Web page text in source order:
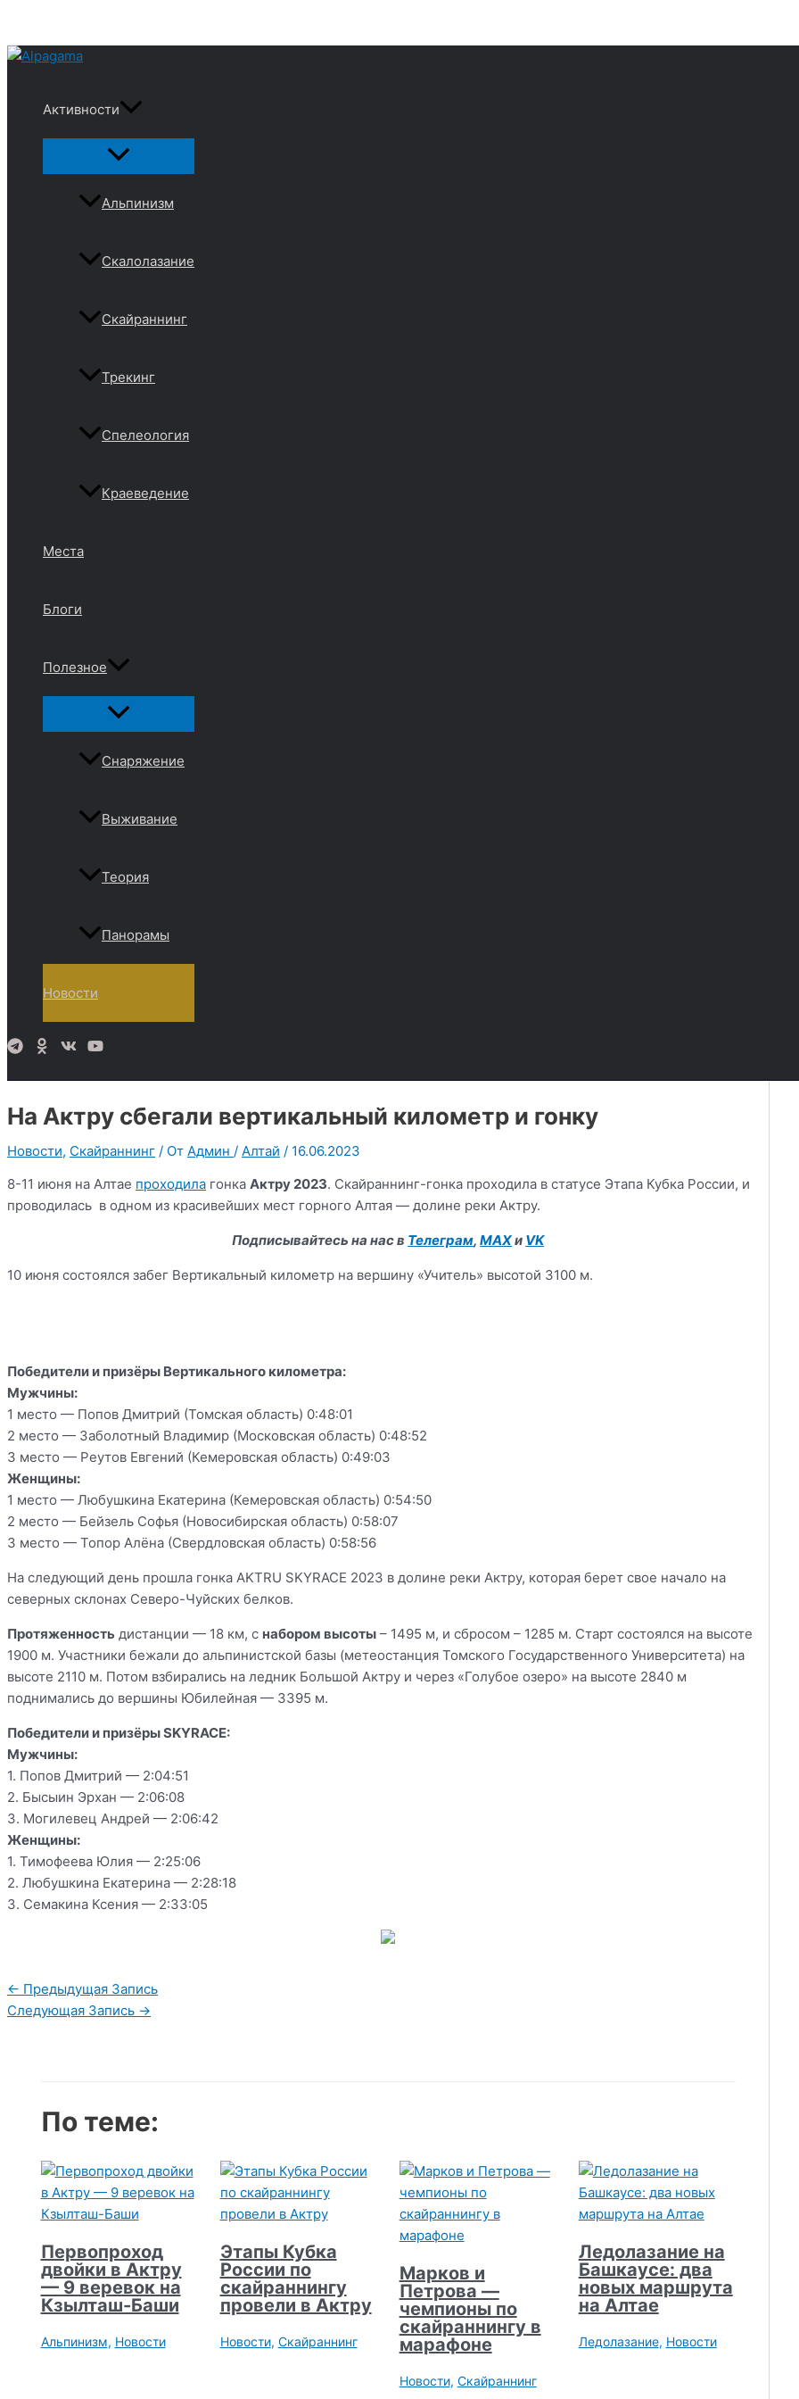
содержимому
Активности
Переключатель
меню
Альпинизм
Скалолазание
Скайраннинг
Трекинг
Спелеология
Краеведение
Места
Блоги
Полезное
Переключатель
меню
Снаряжение
Выживание
Теория
Панорамы
Новости
На Актру сбегали вертикальный километр и гонку
Новости, Скайраннинг / От Админ / Алтай / 16.06.2023
8-11 июня на Алтае проходила гонка Актру 2023. Скайраннинг-гонка проходила в статусе Этапа Кубка России, и
проводилась в одном из красивейших мест горного Алтая — долине реки Актру.
Подписывайтесь на нас в Телеграм,MAXи VK
10 июня состоялся забег Вертикальный километр на вершину «Учитель» высотой 3100 м.
Победители и призёры Вертикального километра:
Мужчины:
1 место — Попов Дмитрий (Томская область) 0:48:01
2 место — Заболотный Владимир (Московская область) 0:48:52
3 место — Реутов Евгений (Кемеровская область) 0:49:03
Женщины:
1 место — Любушкина Екатерина (Кемеровская область) 0:54:50
2 место — Бейзель Софья (Новосибирская область) 0:58:07
3 место — Топор Алёна (Свердловская область) 0:58:56
На следующий день прошла гонка AKTRU SKYRACE 2023 в долине реки Актру, которая берет свое начало на
северных склонах Северо-Чуйских белков.
Протяженность дистанции — 18 км, с набором высоты – 1495 м, и сбросом – 1285 м. Старт состоялся на высоте
1900 м. Участники бежали до альпинистской базы (метеостанция Томского Государственного Университета) на
высоте 2110 м. Потом взбирались на ледник Большой Актру и через «Голубое озеро» на высоте 2840 м
поднимались до вершины Юбилейная — 3395 м.
Победители и призёры SKYRACE:
Мужчины:
1. Попов Дмитрий — 2:04:51
2. Бысыин Эрхан — 2:06:08
3. Могилевец Андрей — 2:06:42
Женщины:
1. Тимофеева Юлия — 2:25:06
2. Любушкина Екатерина — 2:28:18
3. Семакина Ксения — 2:33:05
Навигация
по
← Предыдущая Запись
Следующая Запись →
По теме:
Первопроход
двойки в Актру
— 9 веревок на
Кзылташ-Баши
Альпинизм, Новости
Этапы Кубка
России по
скайраннингу
провели в Актру
Новости, Скайраннинг
Марков и
Петрова —
чемпионы по
скайраннингу в
марафоне
Новости, Скайраннинг
Ледолазание на
Башкаусе: два
новых маршрута
на Алтае
Ледолазание, Новости